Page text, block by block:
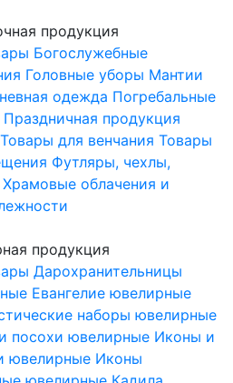
продукция
Богослужебные
Головные уборы Мантии
одежда Погребальные
Праздничная продукция
Товары для венчания Товары
Футляры, чехлы,
Храмовые облачения и
продукция
Дарохранительницы
Евангелие ювелирные
наборы ювелирные
посохи ювелирные Иконы и
ювелирные Иконы